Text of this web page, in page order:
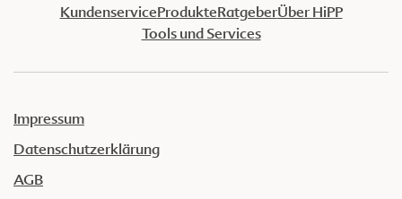
KundenserviceProdukteRatgeberÜber HiPP
Tools und Services
Impressum
Datenschutzerklärung
AGB